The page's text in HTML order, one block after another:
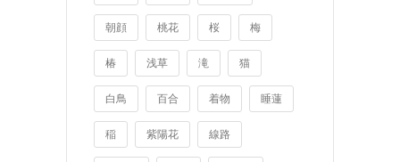
朝顔 桃花 桜 梅
椿 浅草 滝 猫
白鳥 百合 着物 睡蓮
稲 紫陽花 線路